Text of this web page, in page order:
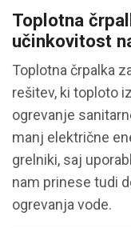
Toplotna
učinkovitost
Toplotna črpalka
rešitev, ki toploto
ogrevanje
manj električne
grelniki, saj
nam prinese tudi
ogrevanja vode.